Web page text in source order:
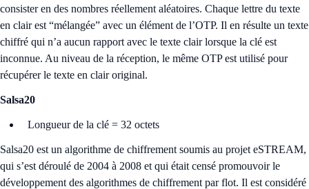
consister en des nombres réellement aléatoires. Chaque lettre du texte
en clair est “mélangée” avec un élément de l’OTP. Il en résulte un texte
chiffré qui n’a aucun rapport avec le texte clair lorsque la clé est
inconnue. Au niveau de la réception, le même OTP est utilisé pour
récupérer le texte en clair original.
Salsa20
Longueur de la clé = 32 octets
Salsa20 est un algorithme de chiffrement soumis au projet eSTREAM,
qui s’est déroulé de 2004 à 2008 et qui était censé promouvoir le
développement des algorithmes de chiffrement par flot. Il est considéré